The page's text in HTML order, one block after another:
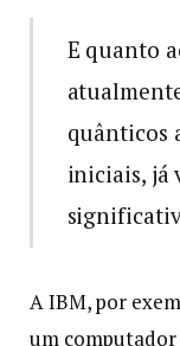
E quanto
quânticos
iniciais, já
A IBM, por
um computador